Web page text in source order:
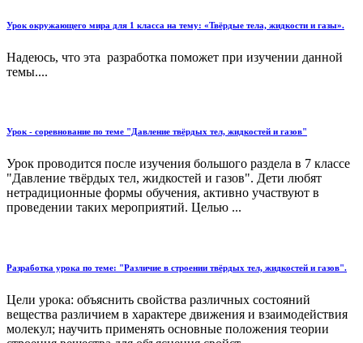
Урок окружающего мира для 1 класса на тему: «Твёрдые тела, жидкости и газы».
Надеюсь, что эта разработка поможет при изучении данной
темы....
Урок - соревнование по теме "Давление твёрдых тел, жидкостей и газов"
Урок проводится после изучения большого раздела в 7 классе
"Давление твёрдых тел, жидкостей и газов". Дети любят
нетрадиционные формы обучения, активно участвуют в
проведении таких мероприятий. Целью ...
Разработка урока по теме: "Различие в строении твёрдых тел, жидкостей и газов".
Цели урока: объяснить свойства различных состояний
вещества различием в характере движения и взаимодействия
молекул; научить применять основные положения теории